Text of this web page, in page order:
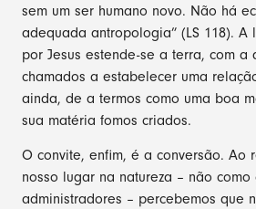
sem um ser humano novo. Não há
adequada antropologia” (LS 118).
por Jesus estende-se a terra, com a
chamados a estabelecer uma
ainda, de a termos como uma boa
sua matéria fomos criados.
O convite, enfim, é a conversão. Ao
nosso lugar na natureza – não como
administradores – percebemos que